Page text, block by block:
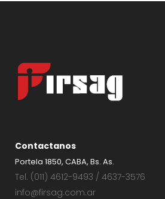
Contactanos
Portela 1850, CABA, Bs. As.
Tel. (011) 4612-9493 / 4637-3576
info@firsag.com.ar